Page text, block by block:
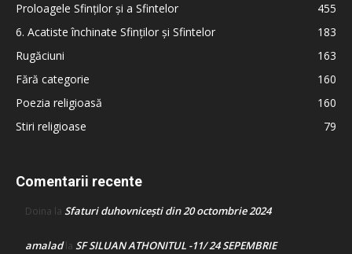
Proloagele Sfinților și a Sfintelor
455
6. Acatiste închinate Sfinților și Sfintelor
183
Rugăciuni
163
Fără categorie
160
Poezia religioasă
160
Stiri religioase
79
Comentarii recente
Doina la Sfaturi duhovnicești din 20 octombrie 2024
amaladla SF SILUAN ATHONITUL -11/ 24 SEPEMBRIE